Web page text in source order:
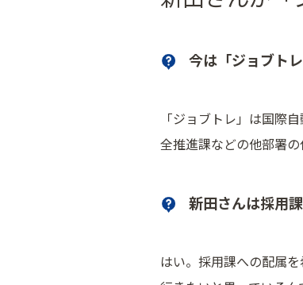
今は「ジョブト
「ジョブトレ」は国際
全推進課などの他部署の
新田さんは採用
はい。採用課への配属